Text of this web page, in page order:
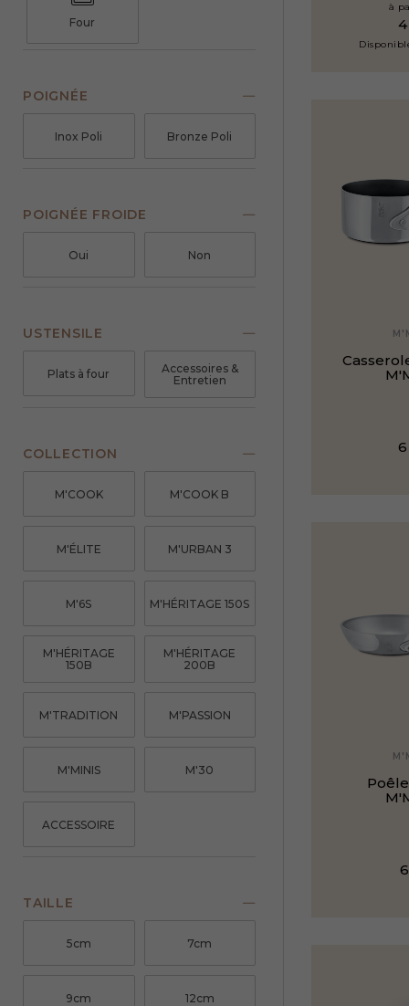
Four
POIGNÉE
Inox Poli Bronze Poli
POIGNÉE FROIDE
Oui Non
USTENSILE
Plats à four
Accessoires &
Entretien
COLLECTION
M'COOK M'COOK B
M'ÉLITE M'URBAN 3
M'6S M'HÉRITAGE 150S
M'HÉRITAGE
150B
M'HÉRITAGE
200B
M'TRADITION M'PASSION
M'MINIS M'30
ACCESSOIRE
TAILLE
5cm 7cm
9cm 12cm
à